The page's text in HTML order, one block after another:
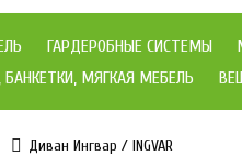
ГАРДЕРОБНЫЕ СИСТЕМЫ
МЯГКАЯ МЕБЕЛЬ
Диван Ингвар / INGVAR